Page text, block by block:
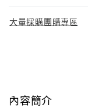
大量採購團購專區
內容簡介